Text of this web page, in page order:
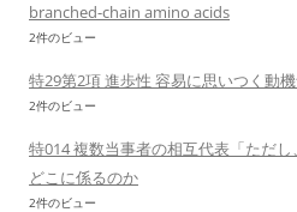
branched-chain amino acids
2件のビュー
特29第2項 進歩性 容易に思いつく動
2件のビュー
特014 複数当事者の相互代表「ただ
どこに係るのか
2件のビュー